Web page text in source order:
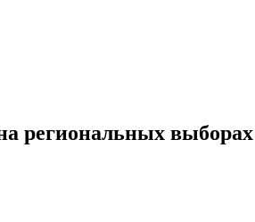
региональных выборах